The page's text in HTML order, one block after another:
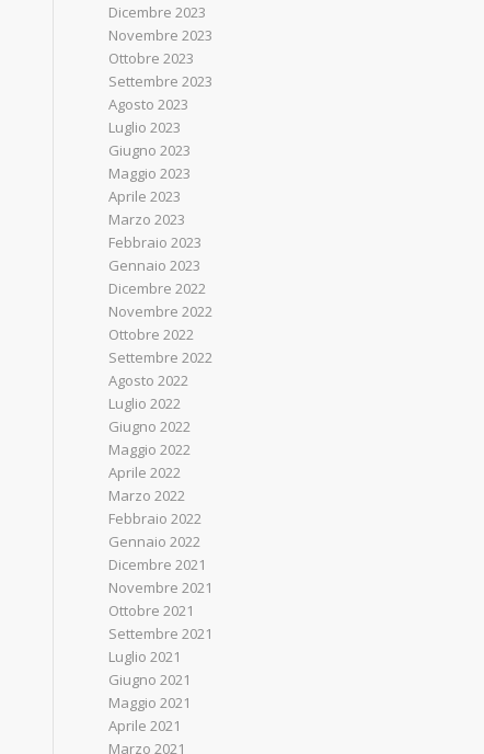
Dicembre 2023
Novembre 2023
Ottobre 2023
Settembre 2023
Agosto 2023
Luglio 2023
Giugno 2023
Maggio 2023
Aprile 2023
Marzo 2023
Febbraio 2023
Gennaio 2023
Dicembre 2022
Novembre 2022
Ottobre 2022
Settembre 2022
Agosto 2022
Luglio 2022
Giugno 2022
Maggio 2022
Aprile 2022
Marzo 2022
Febbraio 2022
Gennaio 2022
Dicembre 2021
Novembre 2021
Ottobre 2021
Settembre 2021
Luglio 2021
Giugno 2021
Maggio 2021
Aprile 2021
Marzo 2021